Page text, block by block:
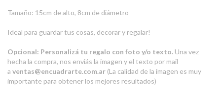
Tamaño: 15cm de alto, 8cm de diámetro
Ideal para guardar tus cosas, decorar y regalar!
Opcional: Personalizá tu regalo con foto y/o texto. Una vez
hecha la compra, nos enviás la imagen y el texto por mail
a ventas@encuadrarte.com.ar (La calidad de la imagen es muy
importante para obtener los mejores resultados)